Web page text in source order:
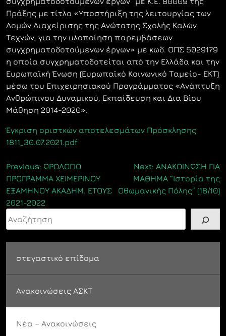
Πράξης με τίτλο «Υποστήριξη της λειτουργίας των
Δομών Διαχείρισης της Ανώτατης Σχολής Καλών
Τεχνών, για την υλοποίηση παρεμβάσεων
συγχρηματοδοτούμενων έργων» με κωδ. ΟΠΣ 5029179
η οποία συγχρηματοδοτείται από την Ελλάδα και την
Ευρωπαϊκή Ένωση (Ευρωπαϊκό Κοινωνικό Ταμείο- ΕΚΤ)
μέσω του Επιχειρησιακού Προγράμματος «Ανάπτυξη
Ανθρώπινου Δυναμικού, Εκπαίδευση και Δια Βίου
Μάθηση 2014-2020».
Έγκριση οριστκών αποτελεσμάτων Πρόσκλησης
1811_30.07.2021.pdf
Πλοήγηση
άρθρων
Previous: ΩΡΟΛΟΓΙΟ
ΠΡΟΓΡΑΜΜΑ ΧΕΙΜΕΡΙΝΟΥ
ΕΞΑΜΗΝΟΥ ΑΚΑΔΗΜ. ΕΤΟΥΣ
2021-2022
Next: ANAKOINΩΣΗ ΓΙΑ
ΜΑΘΗΜΑ “Ιστορία της
Οθωμανικής Πόλης” (18/10)
Αναζήτηση
στεγαστικό επίδομα
Ανακοινώσεις ΑΣΚΤ
Νέα – Ανακοινώσεις